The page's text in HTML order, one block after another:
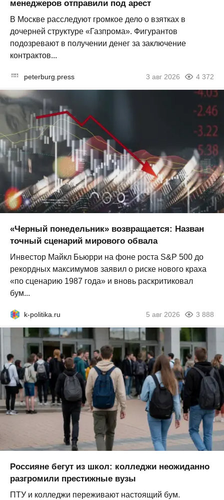
менеджеров отправили под арест
В Москве расследуют громкое дело о взятках в
дочерней структуре «Газпрома». Фигурантов
подозревают в получении денег за заключение
контрактов...
peterburg.press 3 авг 2026 4 372
«Черный понедельник» возвращается: Назван
точный сценарий мирового обвала
Инвестор Майкл Бьюрри на фоне роста S&P 500 до
рекордных максимумов заявил о риске нового краха
«по сценарию 1987 года» и вновь раскритиковал
бум...
k-politika.ru 5 авг 2026 3 888
Россияне бегут из школ: колледжи неожиданно
разгромили престижные вузы
ПТУ и колледжи переживают настоящий бум.